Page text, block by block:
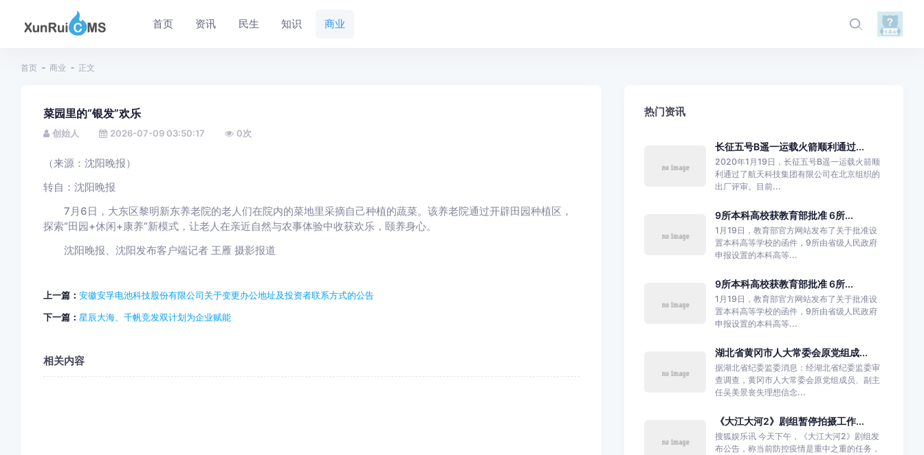
首页 资讯 民生 知识 商业
首页 商业 正文
菜园里的“银发”欢乐
创始人 2026-07-09 03:50:17 0次
（来源：沈阳晚报）
转自：沈阳晚报
7月6日，大东区黎明新东养老院的老人们在院内的菜地里采摘自己种植的蔬菜。该养老院通过开辟田园种植区，
探索“田园+休闲+康养”新模式，让老人在亲近自然与农事体验中收获欢乐，颐养身心。
沈阳晚报、沈阳发布客户端记者 王雁 摄影报道
上一篇： 安徽安孚电池科技股份有限公司关于变更办公地址及投资者联系方式的公告
下一篇： 星辰大海、千帆竞发双计划为企业赋能
相关内容
热门资讯
长征五号B遥一运载火箭顺利通过...
2020年1月19日，长征五号B遥一运载火箭顺
利通过了航天科技集团有限公司在北京组织的
出厂评审。目前...
9所本科高校获教育部批准 6所...
1月19日，教育部官方网站发布了关于批准设
置本科高等学校的函件，9所由省级人民政府
申报设置的本科高等...
9所本科高校获教育部批准 6所...
1月19日，教育部官方网站发布了关于批准设
置本科高等学校的函件，9所由省级人民政府
申报设置的本科高等...
湖北省黄冈市人大常委会原党组成...
据湖北省纪委监委消息：经湖北省纪委监委审
查调查，黄冈市人大常委会原党组成员、副主
任吴美景丧失理想信念...
《大江大河2》剧组暂停拍摄工作...
搜狐娱乐讯 今天下午，《大江大河2》剧组发
布公告，称当前防控疫情是重中之重的任务，